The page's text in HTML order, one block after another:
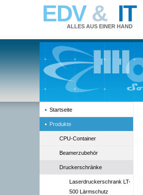
EDV & IT
ALLES AUS EINER HAND
Startseite
Produkte
CPU-Container
Beamerzubehör
Druckerschränke
Laserdruckerschrank LT-
500 Lärmschutz